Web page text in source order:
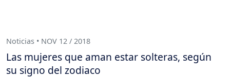
Noticias • NOV 12 / 2018
Las mujeres que aman estar solteras, según
su signo del zodiaco